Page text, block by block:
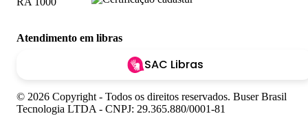
Atendimento em libras
SAC Libras
© 2026 Copyright - Todos os direitos reservados. Buser Brasil
Tecnologia LTDA - CNPJ: 29.365.880/0001-81